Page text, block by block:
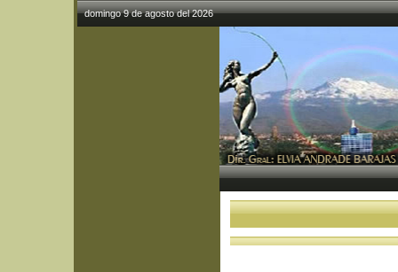
domingo 9 de agosto del 2026